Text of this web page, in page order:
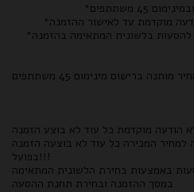
משתתפים*
מוקדמת עד לאישור ההזמנה*
להסעות בלשונית המתאימה בהזמנה*
מותנה ברישום מינימום 45 משתתפים
הודעה מוקדמת כל עוד לא בוצע הזמנה
למחיר המכירה כל עוד לא בוצעה הזמנה
בפועל!!!
באמצעות בחירת הלשונית המתאימה
במסך ההזמנה ובחירת תחנת ההסעה